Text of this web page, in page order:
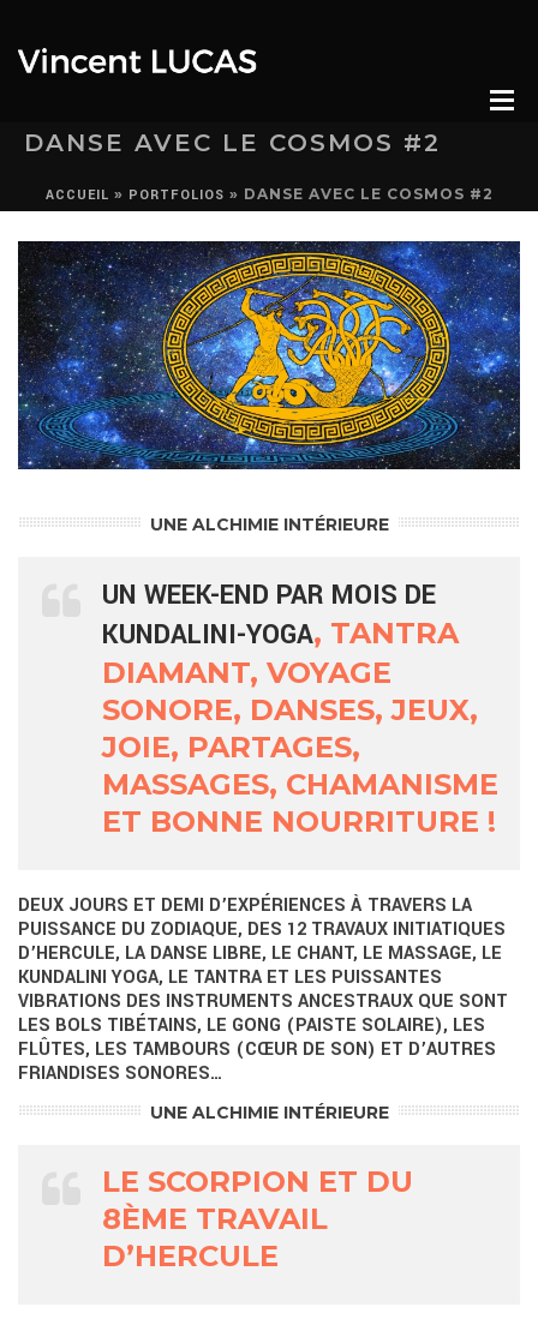
DANSE AVEC LE COSMOS #2
ACCUEIL » PORTFOLIOS » DANSE AVEC LE COSMOS #2
UNE ALCHIMIE INTÉRIEURE
UN WEEK-END PAR MOIS DE
KUNDALINI-YOGA, TANTRA
DIAMANT, VOYAGE
SONORE, DANSES, JEUX,
JOIE, PARTAGES,
MASSAGES, CHAMANISME
ET BONNE NOURRITURE !
DEUX JOURS ET DEMI D’EXPÉRIENCES À TRAVERS LA
PUISSANCE DU ZODIAQUE, DES 12 TRAVAUX INITIATIQUES
D’HERCULE, LA DANSE LIBRE, LE CHANT, LE MASSAGE, LE
KUNDALINI YOGA, LE TANTRA ET LES PUISSANTES
VIBRATIONS DES INSTRUMENTS ANCESTRAUX QUE SONT
LES BOLS TIBÉTAINS, LE GONG (PAISTE SOLAIRE), LES
FLÛTES, LES TAMBOURS (CŒUR DE SON) ET D’AUTRES
FRIANDISES SONORES…
UNE ALCHIMIE INTÉRIEURE
LE SCORPION ET DU
8ÈME TRAVAIL
D’HERCULE